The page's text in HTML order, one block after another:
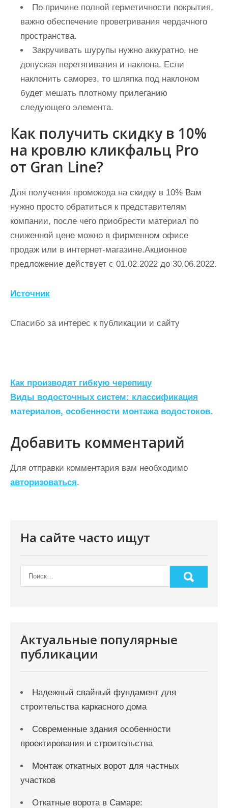
По причине полной герметичности покрытия,
важно обеспечение проветривания чердачного
пространства.
Закручивать шурупы нужно аккуратно, не
допуская перетягивания и наклона. Если
наклонить саморез, то шляпка под наклоном
будет мешать плотному прилеганию
следующего элемента.
Как получить скидку в 10%
на кровлю кликфальц Pro
от Gran Line?
Для получения промокода на скидку в 10% Вам
нужно просто обратиться к представителям
компании, после чего приобрести материал по
сниженной цене можно в фирменном офисе
продаж или в интернет-магазине.Акционное
предложение действует с 01.02.2022 до 30.06.2022.
Источник
Спасибо за интерес к публикации и сайту
Н
а
в
и
г
а
ц
м
Как производят гибкую черепицу
Виды водосточных систем: классификация
материалов, особенности монтажа водостоков.
Добавить комментарий
Для отправки комментария вам необходимо
авторизоваться.
На сайте часто ищут
Актуальные популярные
публикации
Надежный свайный фундамент для
строительства каркасного дома
Современные здания особенности
проектирования и строительства
Монтаж откатных ворот для частных
участков
Откатные ворота в Самаре: